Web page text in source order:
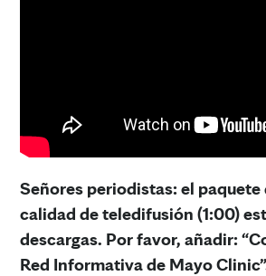
Señores periodistas: el
calidad de teledifusión (1:00)
descargas. Por favor, añadir:
Red Informativa de Mayo